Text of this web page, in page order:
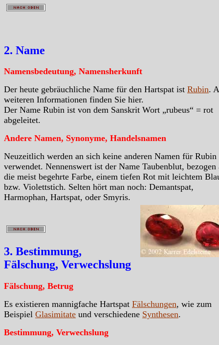
2. Name
Namensbedeutung, Namensherkunft
Der heute gebräuchliche Name für den Hartspat ist Rubin.
weiteren Informationen finden Sie hier.
Der Name Rubin ist von dem Sanskrit Wort „rubeus“ = rot
abgeleitet.
Andere Namen, Synonyme, Handelsnamen
Neuzeitlich werden an sich keine anderen Namen für Rubin
verwendet. Nennenswert ist der Name Taubenblut, bezogen
die meist begehrte Farbe, einem tiefen Rot mit leichtem
bzw. Violettstich. Selten hört man noch: Demantspat,
Harmophan, Hartspat, oder Smyris.
3. Bestimmung,
Fälschung, Verwechslung
Fälschung, Betrug
Es existieren mannigfache Hartspat Fälschungen, wie zum
Beispiel Glasimitate und verschiedene Synthesen.
Bestimmung, Verwechslung